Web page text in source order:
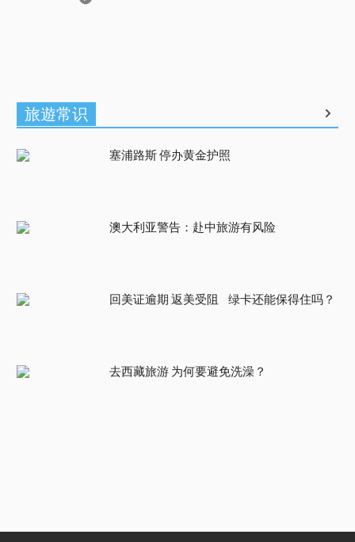
旅遊常识
塞浦路斯 停办黄金护照
澳大利亚警告：赴中旅游有风险
回美证逾期 返美受阻 绿卡还能保得住吗？
去西藏旅游 为何要避免洗澡？